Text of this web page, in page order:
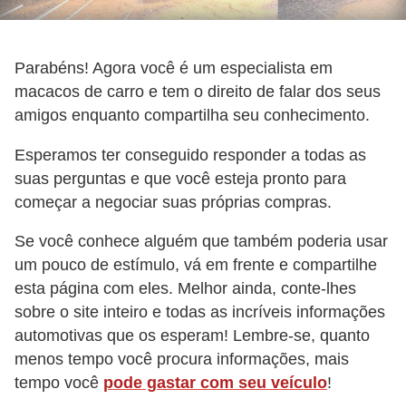
Parabéns! Agora você é um especialista em
macacos de carro e tem o direito de falar dos seus
amigos enquanto compartilha seu conhecimento.
Esperamos ter conseguido responder a todas as
suas perguntas e que você esteja pronto para
começar a negociar suas próprias compras.
Se você conhece alguém que também poderia usar
um pouco de estímulo, vá em frente e compartilhe
esta página com eles. Melhor ainda, conte-lhes
sobre o site inteiro e todas as incríveis informações
automotivas que os esperam! Lembre-se, quanto
menos tempo você procura informações, mais
tempo você pode gastar com seu veículo!